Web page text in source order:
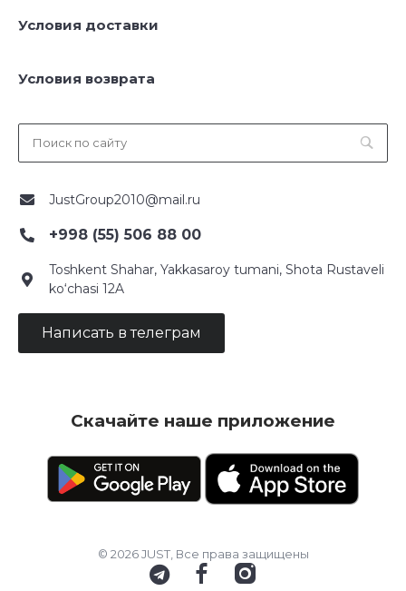
Условия доставки
Условия возврата
JustGroup2010@mail.ru
+998 (55) 506 88 00
Toshkent Shahar, Yakkasaroy tumani, Shota Rustaveli
ko‘chasi 12A
Написать в телеграм
Скачайте наше приложение
© 2026 JUST, Все права защищены